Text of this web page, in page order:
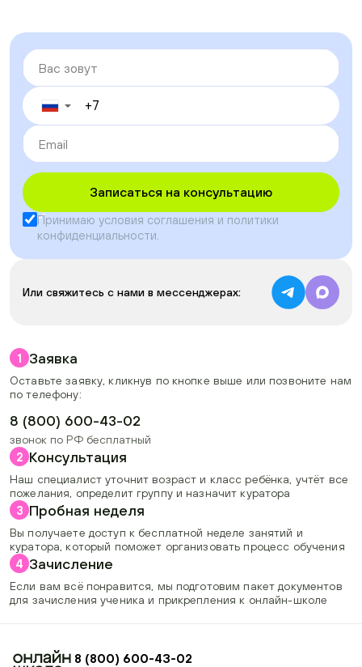
▼
Записаться на консультацию
Принимаю условия соглашения и политики
конфиденциальности.
Или свяжитесь с нами в мессенджерах:
1 Заявка
Оставьте заявку, кликнув по кнопке выше или позвоните нам
по телефону:
8 (800) 600-43-02
звонок по РФ бесплатный
2 Консультация
Наш специалист уточнит возраст и класс ребёнка, учтёт все
пожелания, определит группу и назначит куратора
3 Пробная неделя
Вы получаете доступ к бесплатной неделе занятий и
куратора, который поможет организовать процесс обучения
4 Зачисление
Если вам всё понравится, мы подготовим пакет документов
для зачисления ученика и прикрепления к онлайн-школе
8 (800) 600-43-02